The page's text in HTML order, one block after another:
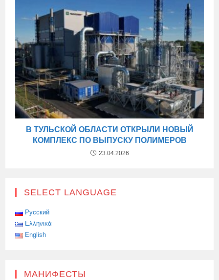
В ТУЛЬСКОЙ ОБЛАСТИ ОТКРЫЛИ НОВЫЙ
КОМПЛЕКС ПО ВЫПУСКУ ПОЛИМЕРОВ
23.04.2026
SELECT LANGUAGE
Русский
Ελληνικά
English
МАНИФЕСТЫ